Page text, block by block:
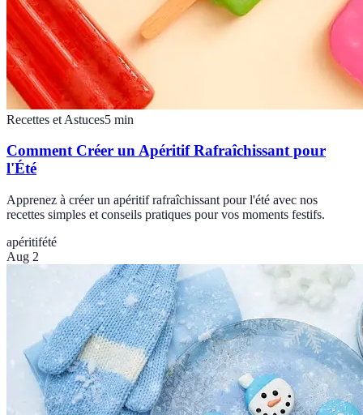
Recettes et Astuces5 min
Comment Créer un Apéritif Rafraîchissant pour
l'Été
Apprenez à créer un apéritif rafraîchissant pour l'été avec nos
recettes simples et conseils pratiques pour vos moments festifs.
apéritifété
Aug 2